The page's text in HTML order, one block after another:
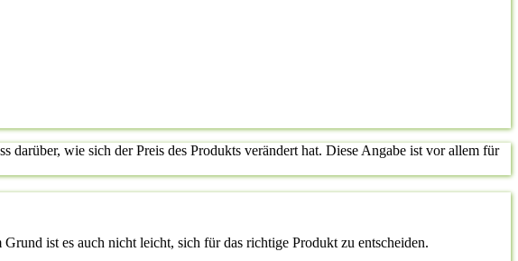
darüber, wie sich der Preis des Produkts verändert hat. Diese Angabe ist vor allem für
ist es auch nicht leicht, sich für das richtige Produkt zu entscheiden.